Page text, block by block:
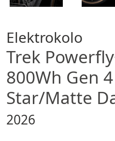
Elektrokolo
Trek
800Wh Gen
Star/Matte
2026